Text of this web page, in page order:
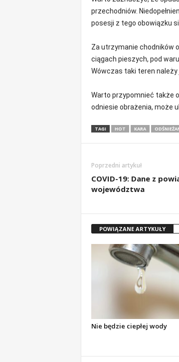
przechodniów.
posesji z tego obowiązku
Za utrzymanie chodników
ciągach pieszych, pod
Wówczas taki teren należy
Warto przypomnieć także
odniesie obrażenia, może
TAGI HOT KARA
Poprzedni artykuł
COVID-19: Dane z
województwa
POWIĄZANE ARTYKUŁY
Nie będzie ciepłej wody